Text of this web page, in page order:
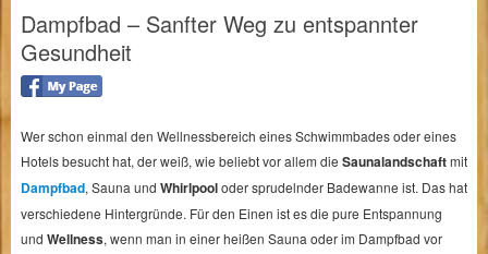
Dampfbad – Sanfter Weg zu entspannter
Gesundheit
Wer schon einmal den Wellnessbereich eines Schwimmbades oder eines
Hotels besucht hat, der weiß, wie beliebt vor allem die Saunalandschaftmit
Dampfbad, Sauna und Whirlpooloder sprudelnder Badewanne ist. Das hat
verschiedene Hintergründe. Für den Einen ist es die pure Entspannung
und Wellness, wenn man in einer heißen Sauna oder im Dampfbad vor